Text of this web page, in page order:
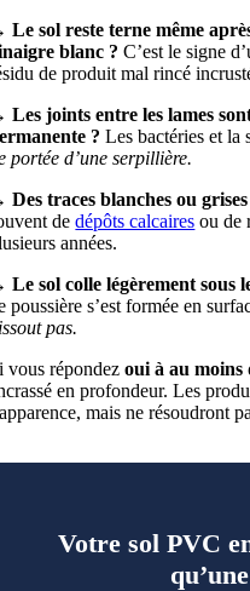
Le sol reste terne même
blanc ? C’est le signe
de produit mal rincé
Les joints entre les lames
? Les bactéries et la
portée d’une serpillière.
Des traces blanches ou
dedépôts calcaires ou de
années.
Le sol colle légèrement sous
poussière s’est formée en
pas.
vous répondezoui à au moins
en profondeur. Les
mais ne résoudront
Votre sol PVC